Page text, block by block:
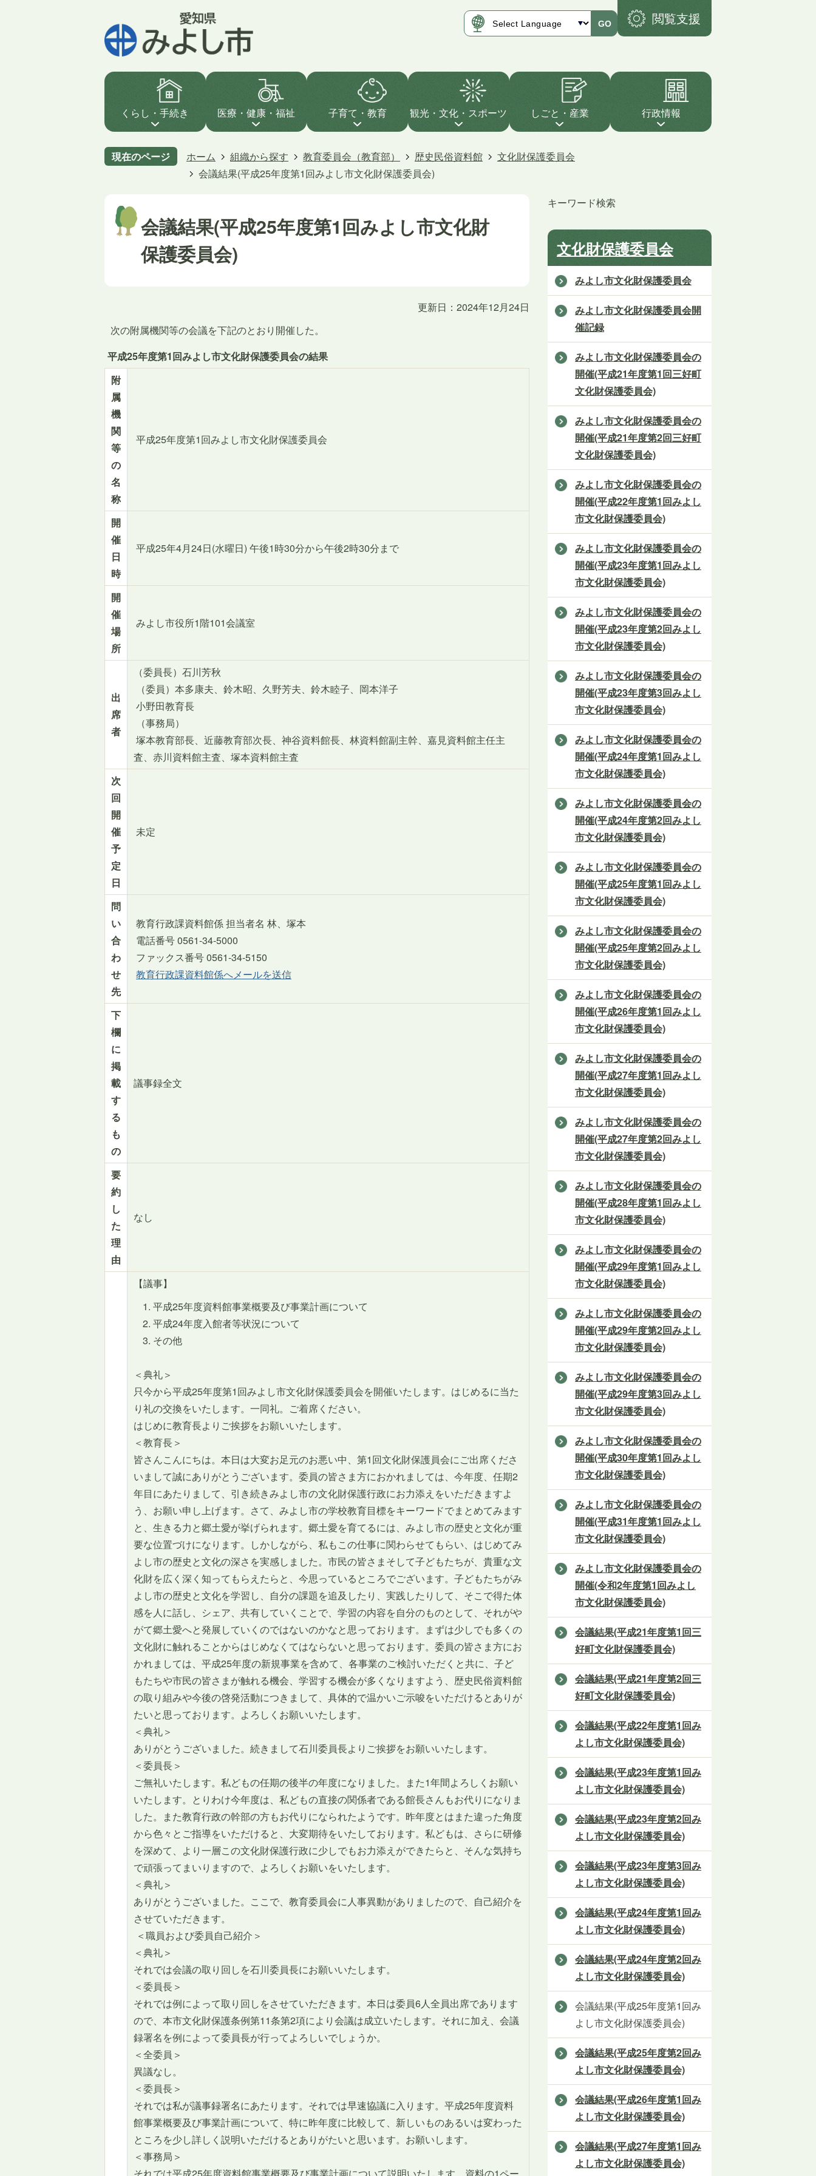
GO 閲覧支援
くらし・手続き 医療・健康・福祉 子育て・教育 観光・文化・スポーツ しごと・産業 行政情報
現在のページ ホーム 組織から探す 教育委員会（教育部） 歴史民俗資料館
文化財保護委員会
会議結果(平成25年度第1回みよし市文化財保護委員会)
会議結果(平成25年度第1回みよし市文化財
保護委員会)
更新日：2024年12月24日
次の附属機関等の会議を下記のとおり開催した。
平成25年度第1回みよし市文化財保護委員会の結果
附
属
機
関
等
の
名
称
平成25年度第1回みよし市文化財保護委員会
開
催
日
時
平成25年4月24日(水曜日) 午後1時30分から午後2時30分まで
開
催
場
所
みよし市役所1階101会議室
出
席
者
（委員長）石川芳秋
（委員）本多康夫、鈴木昭、久野芳夫、鈴木睦子、岡本洋子
小野田教育長
（事務局）
塚本教育部長、近藤教育部次長、神谷資料館長、林資料館副主幹、嘉見資料館主任主
査、赤川資料館主査、塚本資料館主査
次
回
開
催
予
定
日
未定
問
い
合
わ
せ
先
教育行政課資料館係 担当者名 林、塚本
電話番号 0561-34-5000
ファックス番号 0561-34-5150
教育行政課資料館係へメールを送信
下
欄
に
掲
載
す
る
も
の
議事録全文
要
約
し
た
理
由
なし
【議事】
平成25年度資料館事業概要及び事業計画について
平成24年度入館者等状況について
その他
＜典礼＞
只今から平成25年度第1回みよし市文化財保護委員会を開催いたします。はじめるに当た
り礼の交換をいたします。一同礼。ご着席ください。
はじめに教育長よりご挨拶をお願いいたします。
＜教育長＞
皆さんこんにちは。本日は大変お足元のお悪い中、第1回文化財保護員会にご出席くださ
いまして誠にありがとうございます。委員の皆さま方におかれましては、今年度、任期2
年目にあたりまして、引き続きみよし市の文化財保護行政にお力添えをいただきますよ
う、お願い申し上げます。さて、みよし市の学校教育目標をキーワードでまとめてみます
と、生きる力と郷土愛が挙げられます。郷土愛を育てるには、みよし市の歴史と文化が重
要な位置づけになります。しかしながら、私もこの仕事に関わらせてもらい、はじめてみ
よし市の歴史と文化の深さを実感しました。市民の皆さまそして子どもたちが、貴重な文
化財を広く深く知ってもらえたらと、今思っているところでございます。子どもたちがみ
よし市の歴史と文化を学習し、自分の課題を追及したり、実践したりして、そこで得た体
感を人に話し、シェア、共有していくことで、学習の内容を自分のものとして、それがや
がて郷土愛へと発展していくのではないのかなと思っております。まずは少しでも多くの
文化財に触れることからはじめなくてはならないと思っております。委員の皆さま方にお
かれましては、平成25年度の新規事業を含めて、各事業のご検討いただくと共に、子ど
もたちや市民の皆さまが触れる機会、学習する機会が多くなりますよう、歴史民俗資料館
の取り組みや今後の啓発活動につきまして、具体的で温かいご示唆をいただけるとありが
たいと思っております。よろしくお願いいたします。
＜典礼＞
ありがとうございました。続きまして石川委員長よりご挨拶をお願いいたします。
＜委員長＞
ご無礼いたします。私どもの任期の後半の年度になりました。また1年間よろしくお願い
いたします。とりわけ今年度は、私どもの直接の関係者である館長さんもお代りになりま
した。また教育行政の幹部の方もお代りになられたようです。昨年度とはまた違った角度
から色々とご指導をいただけると、大変期待をいたしております。私どもは、さらに研修
を深めて、より一層この文化財保護行政に少しでもお力添えができたらと、そんな気持ち
で頑張ってまいりますので、よろしくお願いをいたします。
＜典礼＞
ありがとうございました。ここで、教育委員会に人事異動がありましたので、自己紹介を
させていただきます。
＜職員および委員自己紹介＞
＜典礼＞
それでは会議の取り回しを石川委員長にお願いいたします。
＜委員長＞
それでは例によって取り回しをさせていただきます。本日は委員6人全員出席であります
ので、本市文化財保護条例第11条第2項により会議は成立いたします。それに加え、会議
録署名を例によって委員長が行ってよろしいでしょうか。
＜全委員＞
異議なし。
＜委員長＞
それでは私が議事録署名にあたります。それでは早速協議に入ります。平成25年度資料
館事業概要及び事業計画について、特に昨年度に比較して、新しいものあるいは変わった
ところを少し詳しく説明いただけるとありがたいと思います。お願いします。
＜事務局＞
それでは平成25年度資料館事業概要及び事業計画について説明いたします。資料の1ペー
キーワード検索
文化財保護委員会
みよし市文化財保護委員会
みよし市文化財保護委員会開
催記録
みよし市文化財保護委員会の
開催(平成21年度第1回三好町
文化財保護委員会)
みよし市文化財保護委員会の
開催(平成21年度第2回三好町
文化財保護委員会)
みよし市文化財保護委員会の
開催(平成22年度第1回みよし
市文化財保護委員会)
みよし市文化財保護委員会の
開催(平成23年度第1回みよし
市文化財保護委員会)
みよし市文化財保護委員会の
開催(平成23年度第2回みよし
市文化財保護委員会)
みよし市文化財保護委員会の
開催(平成23年度第3回みよし
市文化財保護委員会)
みよし市文化財保護委員会の
開催(平成24年度第1回みよし
市文化財保護委員会)
みよし市文化財保護委員会の
開催(平成24年度第2回みよし
市文化財保護委員会)
みよし市文化財保護委員会の
開催(平成25年度第1回みよし
市文化財保護委員会)
みよし市文化財保護委員会の
開催(平成25年度第2回みよし
市文化財保護委員会)
みよし市文化財保護委員会の
開催(平成26年度第1回みよし
市文化財保護委員会)
みよし市文化財保護委員会の
開催(平成27年度第1回みよし
市文化財保護委員会)
みよし市文化財保護委員会の
開催(平成27年度第2回みよし
市文化財保護委員会)
みよし市文化財保護委員会の
開催(平成28年度第1回みよし
市文化財保護委員会)
みよし市文化財保護委員会の
開催(平成29年度第1回みよし
市文化財保護委員会)
みよし市文化財保護委員会の
開催(平成29年度第2回みよし
市文化財保護委員会)
みよし市文化財保護委員会の
開催(平成29年度第3回みよし
市文化財保護委員会)
みよし市文化財保護委員会の
開催(平成30年度第1回みよし
市文化財保護委員会)
みよし市文化財保護委員会の
開催(平成31年度第1回みよし
市文化財保護委員会)
みよし市文化財保護委員会の
開催(令和2年度第1回みよし
市文化財保護委員会)
会議結果(平成21年度第1回三
好町文化財保護委員会)
会議結果(平成21年度第2回三
好町文化財保護委員会)
会議結果(平成22年度第1回み
よし市文化財保護委員会)
会議結果(平成23年度第1回み
よし市文化財保護委員会)
会議結果(平成23年度第2回み
よし市文化財保護委員会)
会議結果(平成23年度第3回み
よし市文化財保護委員会)
会議結果(平成24年度第1回み
よし市文化財保護委員会)
会議結果(平成24年度第2回み
よし市文化財保護委員会)
会議結果(平成25年度第1回み
よし市文化財保護委員会)
会議結果(平成25年度第2回み
よし市文化財保護委員会)
会議結果(平成26年度第1回み
よし市文化財保護委員会)
会議結果(平成27年度第1回み
よし市文化財保護委員会)